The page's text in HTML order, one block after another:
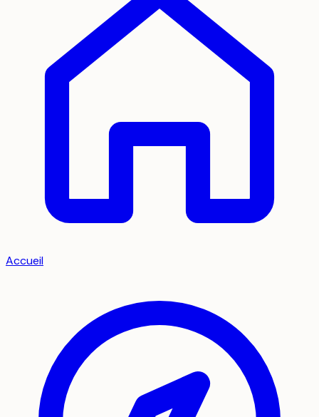
Accueil